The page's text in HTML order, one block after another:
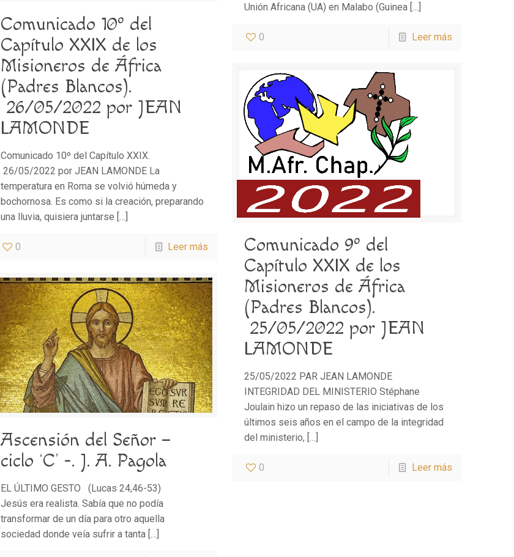
Unión Africana (UA) en Malabo (Guinea […]
0 Leer más
Comunicado 10º del
Capítulo XXIX de los
Misioneros de África
(Padres Blancos).
26/05/2022 por JEAN
LAMONDE
Comunicado 10º del Capítulo XXIX.
26/05/2022 por JEAN LAMONDE La
temperatura en Roma se volvió húmeda y
bochornosa. Es como si la creación, preparando
una lluvia, quisiera juntarse […]
0 Leer más
Comunicado 9º del
Capítulo XXIX de los
Misioneros de África
(Padres Blancos).
25/05/2022 por JEAN
LAMONDE
25/05/2022 PAR JEAN LAMONDE
INTEGRIDAD DEL MINISTERIO Stéphane
Joulain hizo un repaso de las iniciativas de los
últimos seis años en el campo de la integridad
del ministerio, […]
0 Leer más
Ascensión del Señor –
ciclo ‘C’ -. J. A. Pagola
EL ÚLTIMO GESTO (Lucas 24,46-53)
Jesús era realista. Sabía que no podía
transformar de un día para otro aquella
sociedad donde veía sufrir a tanta[…]